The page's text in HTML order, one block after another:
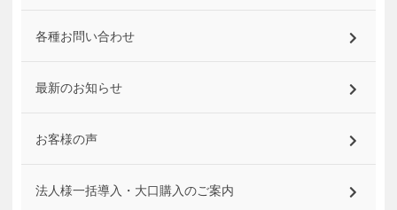
各種お問い合わせ
最新のお知らせ
お客様の声
法人様一括導入・大口購入のご案内